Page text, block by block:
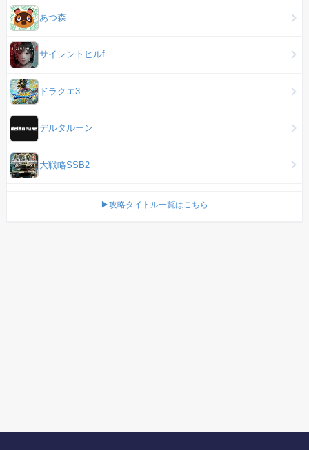
あつ森
サイレントヒルf
ドラクエ3
デルタルーン
大戦略SSB2
▶攻略タイトル一覧はこちら